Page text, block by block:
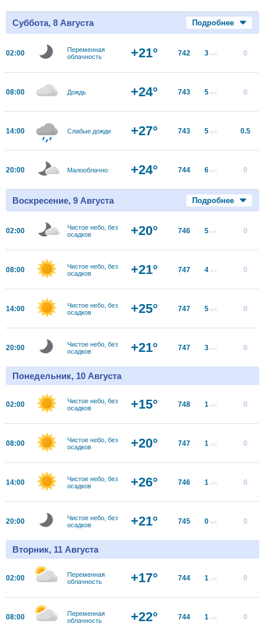
Суббота, 8 Августа Подробнее
02:00
Переменная
облачность
+21° 742 3 м/с 0
08:00 Дождь +24° 743 5 м/с 0
14:00 Слабые дожди +27° 743 5 м/с 0.5
20:00 Малооблачно +24° 744 6 м/с 0
Воскресение, 9 Августа Подробнее
02:00
Чистое небо, без
осадков
+20° 746 5 м/с 0
08:00
Чистое небо, без
осадков
+21° 747 4 м/с 0
14:00
Чистое небо, без
осадков
+25° 747 5 м/с 0
20:00
Чистое небо, без
осадков
+21° 747 3 м/с 0
Понедельник, 10 Августа
02:00
Чистое небо, без
осадков
+15° 748 1 м/с 0
08:00
Чистое небо, без
осадков
+20° 747 1 м/с 0
14:00
Чистое небо, без
осадков
+26° 746 1 м/с 0
20:00
Чистое небо, без
осадков
+21° 745 0 м/с 0
Вторник, 11 Августа
02:00
Переменная
облачность
+17° 744 1 м/с 0
08:00
Переменная
облачность
+22° 744 1 м/с 0